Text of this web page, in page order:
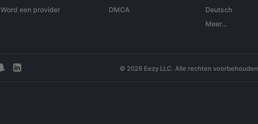
Word een provider
DMCA
Deutsch
Meer...
© 2026 Eezy LLC. Alle rechten voorbehouden